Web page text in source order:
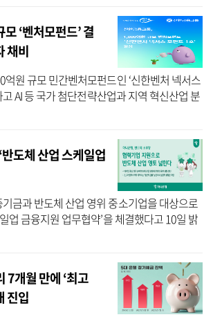
‘벤처모펀드’ 결
채비
원 규모 민간벤처모펀드인 ‘신한벤처 넥서스
AI 등 국가 첨단전략산업과 지역 혁신산업 분
마쳤다고 10일 밝혔다. 신한금융에 따르면 신
도체 산업 스케일업
금과 반도체 산업 영위 중소기업을 대상으로
업 금융지원 업무협약’을 체결했다고 10일 밝
면 이번 협약은 최근 삼성전자, SK하이닉스 등
7개월 만에 ‘최고
진입